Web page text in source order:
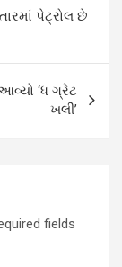
પેટ્રોલ છે
‘ધ ગ્રેટ
ખલી’
fields